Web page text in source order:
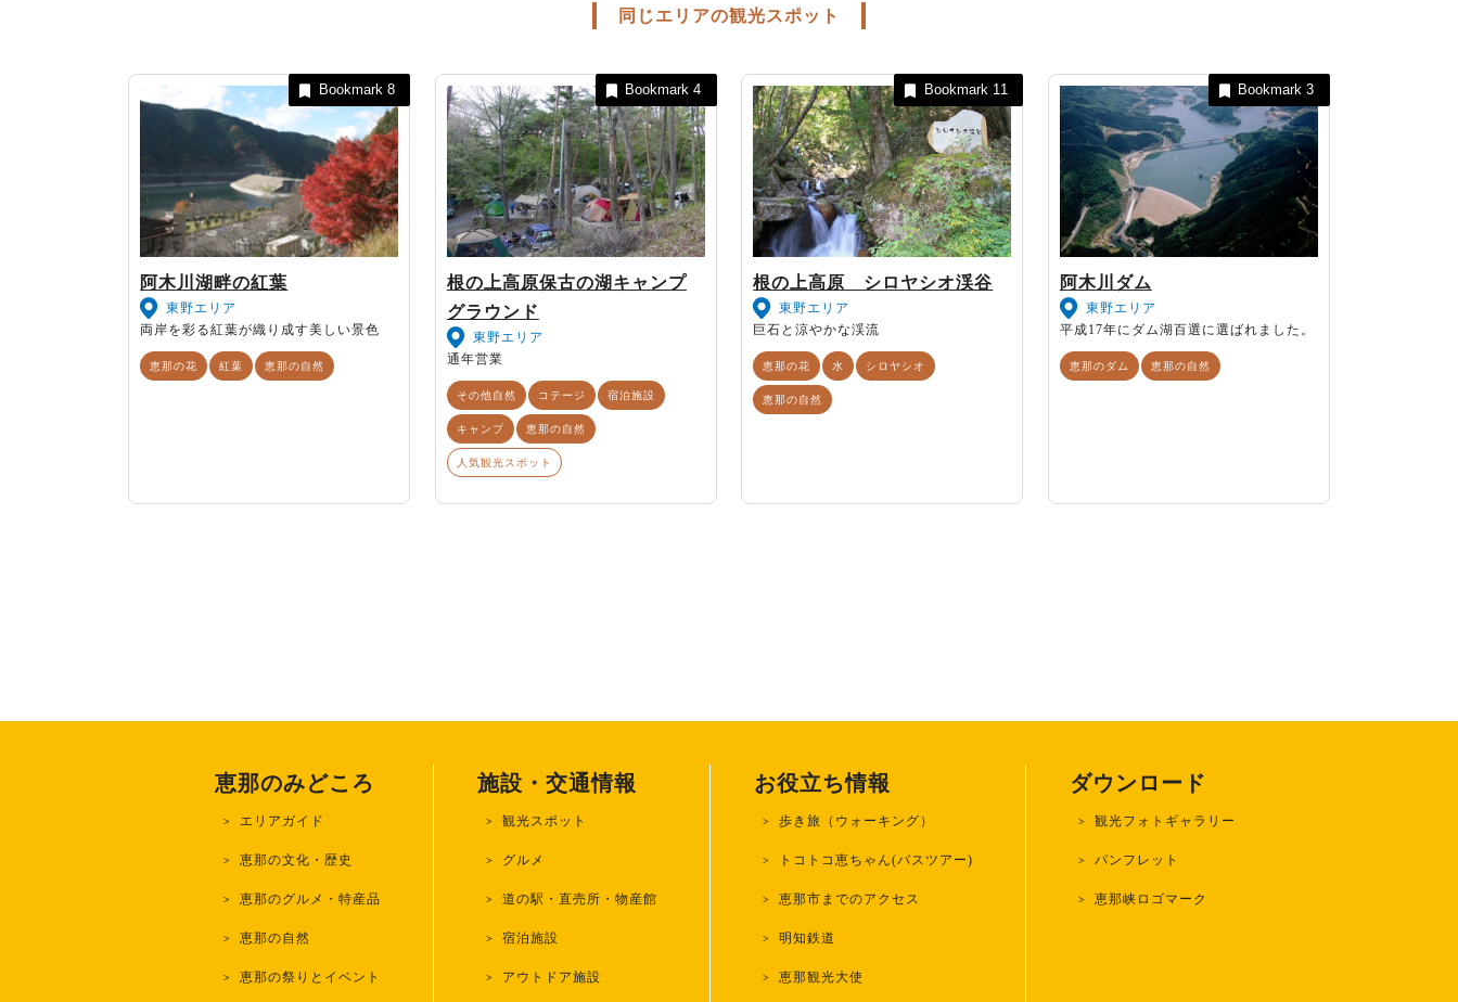
同じエリアの観光スポット
阿木川湖畔の紅葉
東野エリア
両岸を彩る紅葉が織り成す美しい景色
恵那の花 紅葉 恵那の自然
Bookmark 8
根の上高原保古の湖キャンプ
グラウンド
東野エリア
通年営業
その他自然 コテージ 宿泊施設
キャンプ 恵那の自然
人気観光スポット
Bookmark4
根の上高原 シロヤシオ渓谷
東野エリア
巨石と涼やかな渓流
恵那の花 水 シロヤシオ
恵那の自然
Bookmark 11
阿木川ダム
東野エリア
平成17年にダム湖百選に選ばれました。
恵那のダム 恵那の自然
Bookmark3
恵那のみどころ
エリアガイド
恵那の文化・歴史
恵那のグルメ・特産品
恵那の自然
恵那の祭りとイベント
施設・交通情報
観光スポット
グルメ
道の駅・直売所・物産館
宿泊施設
アウトドア施設
お役立ち情報
歩き旅（ウォーキング）
トコトコ恵ちゃん(バスツアー)
恵那市までのアクセス
明知鉄道
恵那観光大使
ダウンロード
観光フォトギャラリー
パンフレット
恵那峡ロゴマーク